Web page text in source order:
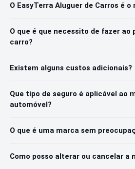
O EasyTerra Aluguer de Carros é o
O que é que necessito de fazer ao
carro?
Existem alguns custos adicionais?
Que tipo de seguro é aplicável ao
automóvel?
O que é uma marca sem
Como posso alterar ou cancelar a